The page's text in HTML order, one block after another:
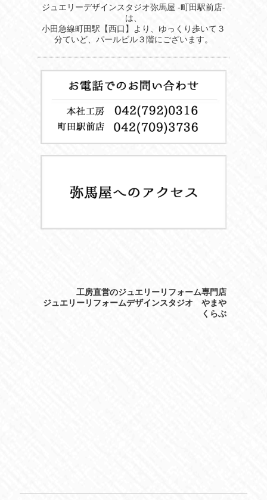
ジュエリーデザインスタジオ弥馬屋 -町田駅前店-
は、
小田急線町田駅【西口】より、ゆっくり歩いて３
分ていど、パールビル３階にございます。
工房直営のジュエリーリフォーム専門店
ジュエリーリフォームデザインスタジオ やまや
くらぶ